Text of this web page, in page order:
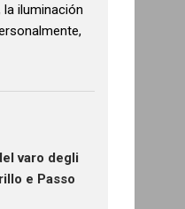
iluminación
varo degli
e Passo